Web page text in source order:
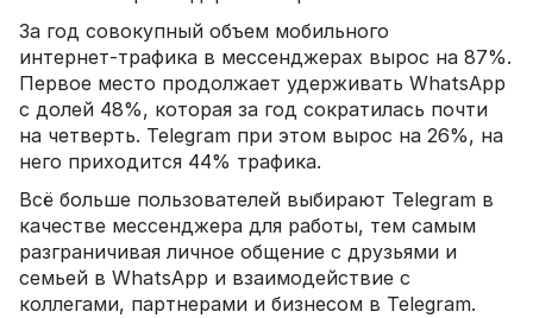
За год совокупный объем мобильного
интернет‑трафика в мессенджерах вырос на 87%.
Первое место продолжает удерживать WhatsApp
с долей 48%, которая за год сократилась почти
на четверть. Telegram при этом вырос на 26%, на
него приходится 44% трафика.
Всё больше пользователей выбирают Telegram в
качестве мессенджера для работы, тем самым
разграничивая личное общение с друзьями и
семьей в WhatsApp и взаимодействие с
коллегами, партнерами и бизнесом в Telegram.